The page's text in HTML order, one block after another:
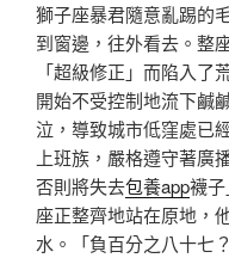
獅子座暴君隨意亂踢的
到窗邊，往外看去。整
「超級修正」而陷入了
開始不受控制地流下鹹
泣，導致城市低窪處已
上班族，嚴格遵守著廣
否則將失去包養app襪
座正整齊地站在原地，
水。「負百分之八十七